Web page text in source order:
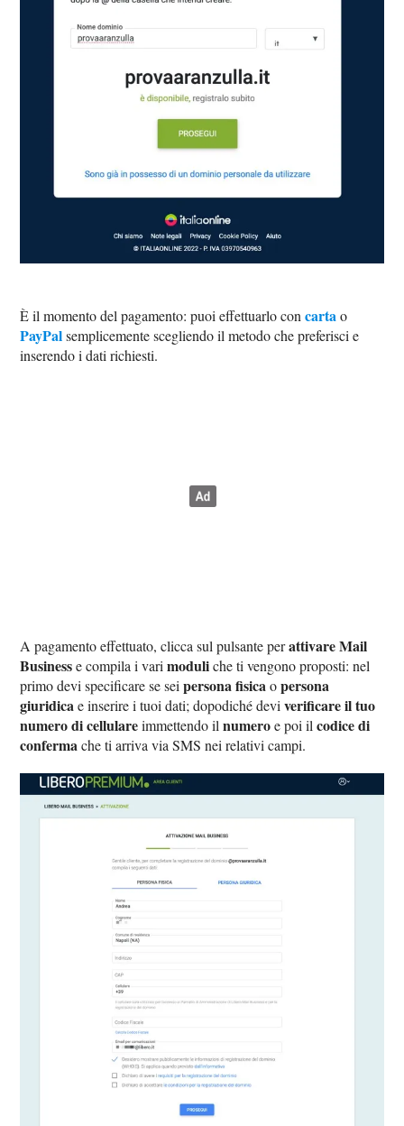
È il momento del pagamento: puoi effettuarlo concartao
PayPalsemplicemente scegliendo il metodo che preferisci e
inserendo i dati richiesti.
A pagamento effettuato, clicca sul pulsante perattivare Mail
Businesse compila i varimoduliche ti vengono proposti: nel
primo devi specificare se seipersona fisicaopersona
giuridicae inserire i tuoi dati; dopodiché deviverificare il tuo
numero di cellulareimmettendo ilnumeroe poi ilcodice di
confermache ti arriva via SMS nei relativi campi.